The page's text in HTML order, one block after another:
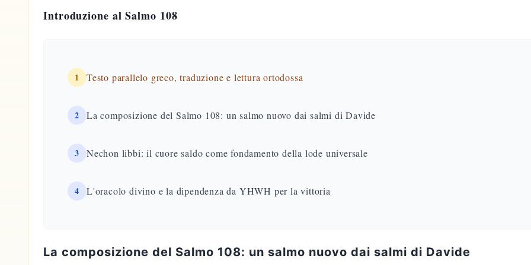
Introduzione al Salmo 108
1 Testo parallelo greco, traduzione e lettura ortodossa
2 La composizione del Salmo 108: un salmo nuovo dai salmi di Davide
3 Nechon libbi: il cuore saldo come fondamento della lode universale
4 L'oracolo divino e la dipendenza da YHWH per la vittoria
La composizione del Salmo 108: un salmo nuovo dai salmi di Davide